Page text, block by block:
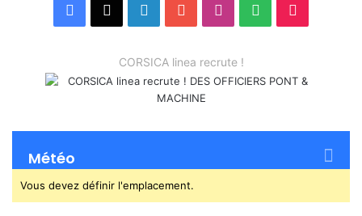
Facebook
X LinkedinYouTubeInstagram
Spotify
CORSICA linea recrute !
Météo
Vous devez définir l'emplacement.